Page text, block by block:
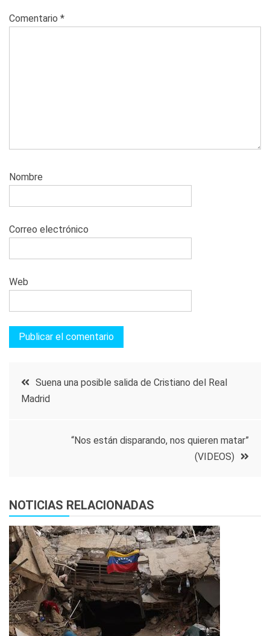
Comentario *
Nombre
Correo electrónico
Web
Navegación
entradas
Suena una posible salida de Cristiano del Real
Madrid
“Nos están disparando, nos quieren matar”
(VIDEOS)
NOTICIAS RELACIONADAS